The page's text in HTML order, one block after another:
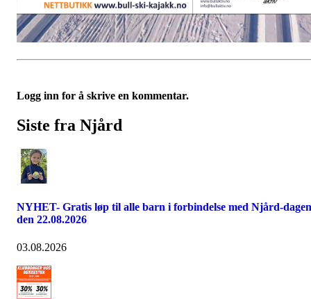
Logg inn for å skrive en kommentar.
Siste fra Njård
NYHET- Gratis løp til alle barn i forbindelse med Njård-dagen
den 22.08.2026
03.08.2026